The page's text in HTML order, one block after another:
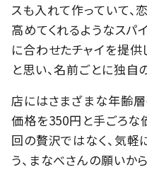
スも入れて作っていて、
高めてくれるようなスパ
に合わせたチャイを提
と思い、名前ごとに独自
店にはさまざまな年齢層
価格を350円と手ごろな
回の贅沢ではなく、気軽
う、まなべさんの願いから